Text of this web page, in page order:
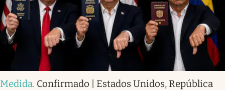
Medida. Confirmado | Estados Unidos, República